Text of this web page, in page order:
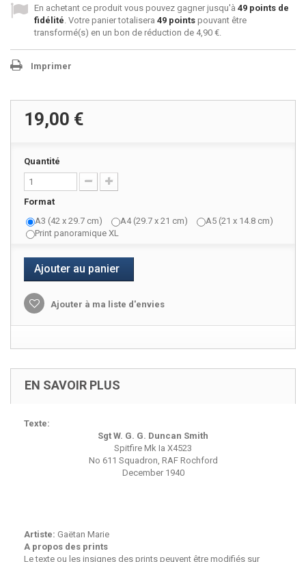
En achetant ce produit vous pouvez gagner jusqu'à 49 points de
fidélité. Votre panier totalisera 49 points pouvant être
transformé(s) en un bon de réduction de 4,90 €.
Imprimer
19,00 €
Quantité
Format
A3 (42 x 29.7 cm)
A4 (29.7 x 21 cm)
A5 (21 x 14.8 cm)
Print panoramique XL
Ajouter au panier
Ajouter à ma liste d'envies
EN SAVOIR PLUS
Texte:
Sgt W. G. G. Duncan Smith
Spitfire Mk Ia X4523
No 611 Squadron, RAF Rochford
December 1940
Artiste: Gaëtan Marie
A propos des prints
Le texte ou les insignes des prints peuvent être modifiés sur